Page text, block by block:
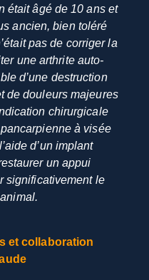
était âgé de 10 ans et
ancien, bien toléré
pas de corriger la
une arthrite auto-
d’une destruction
de douleurs majeures
chirurgicale
à visée
d’un implant
un appui
significativement le
et collaboration